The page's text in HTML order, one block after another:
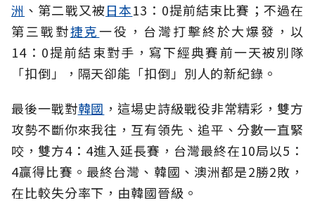
洲 、第二戰又被日本13：0提前結束比賽；不過在
第三戰對捷克一役，台灣打擊終於大爆發，以
14：0提前結束對手，寫下經典賽前一天被別隊
「扣倒」，隔天卻能「扣倒」別人的新紀錄。
最後一戰對韓國 ，這場史詩級戰役非常精彩，雙方
攻勢不斷你來我往，互有領先、追平、分數一直緊
咬，雙方4：4進入延長賽，台灣最終在10局以5：
4贏得比賽。最終台灣、韓國、澳洲都是2勝2敗，
在比較失分率下，由韓國晉級。